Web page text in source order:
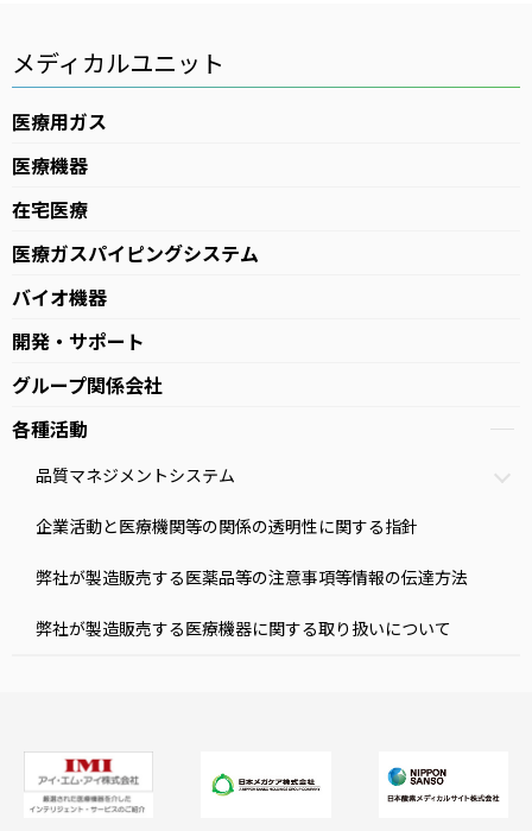
メディカルユニット
医療用ガス
医療機器
在宅医療
医療ガスパイピングシステム
バイオ機器
開発・サポート
グループ関係会社
各種活動
品質マネジメントシステム
企業活動と医療機関等の関係の透明性に関する指針
弊社が製造販売する医薬品等の注意事項等情報の伝達方法
弊社が製造販売する医療機器に関する取り扱いについて